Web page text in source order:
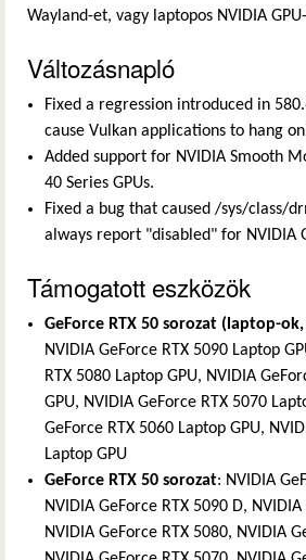
Wayland-et, vagy laptopos NVIDIA
Változásnapló
Fixed a regression introduced in
cause Vulkan applications to hang
Added support for NVIDIA Smooth
40 Series GPUs.
Fixed a bug that caused /sys/class/
always report "disabled" for NVIDIA
Támogatott eszközök
GeForce RTX 50 sorozat (laptop-
NVIDIA GeForce RTX 5090 Laptop
RTX 5080 Laptop GPU, NVIDIA
GPU, NVIDIA GeForce RTX 5070
GeForce RTX 5060 Laptop GPU,
Laptop GPU
GeForce RTX 50 sorozat: NVIDIA
NVIDIA GeForce RTX 5090 D,
NVIDIA GeForce RTX 5080, NVIDIA